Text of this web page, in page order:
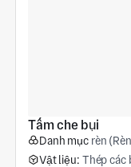
Tấm che bụi
Danh mục rèn
Vật liệu: Thép các